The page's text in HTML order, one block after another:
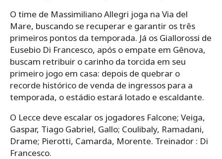
O time de Massimiliano Allegri joga na Via del
Mare, buscando se recuperar e garantir os três
primeiros pontos da temporada. Já os Giallorossi de
Eusebio Di Francesco, após o empate em Gênova,
buscam retribuir o carinho da torcida em seu
primeiro jogo em casa: depois de quebrar o
recorde histórico de venda de ingressos para a
temporada, o estádio estará lotado e escaldante.
O Lecce deve escalar os jogadores Falcone; Veiga,
Gaspar, Tiago Gabriel, Gallo; Coulibaly, Ramadani,
Drame; Pierotti, Camarda, Morente. Treinador : Di
Francesco.